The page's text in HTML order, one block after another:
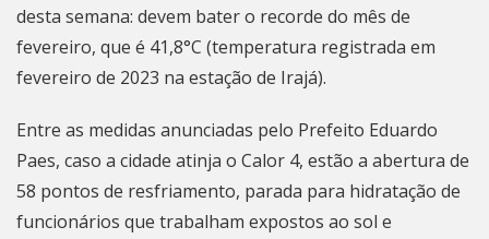
desta semana: devem bater o recorde do mês de
fevereiro, que é 41,8°C (temperatura registrada em
fevereiro de 2023 na estação de Irajá).
Entre as medidas anunciadas pelo Prefeito Eduardo
Paes, caso a cidade atinja o Calor 4, estão a abertura de
58 pontos de resfriamento, parada para hidratação de
funcionários que trabalham expostos ao sol e